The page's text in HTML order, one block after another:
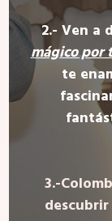
2.- Ven a
mágico por
te
3.-